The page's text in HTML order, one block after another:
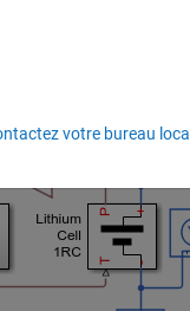
01 to 09
votre bureau local